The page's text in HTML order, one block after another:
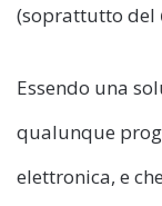
(soprattutto del
Essendo una
qualunque
elettronica, e